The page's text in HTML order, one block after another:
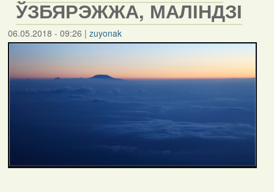
ЎЗБЯРЭЖЖА, МАЛІНДЗІ
06.05.2018 - 09:26 | zuyonak